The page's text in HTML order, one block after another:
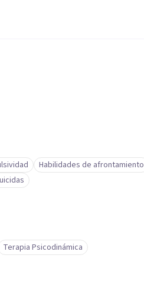
Habilidades de afrontamiento
Terapia Psicodinámica